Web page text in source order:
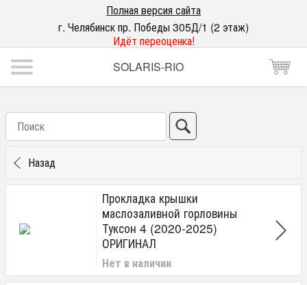
Полная версия сайта
г. Челябинск пр. Победы 305Д/1 (2 этаж)
Идёт переоценка!
SOLARIS-RIO
Назад
Прокладка крышки
маслозаливной горловины
Туксон 4 (2020-2025)
ОРИГИНАЛ
Нет в наличии